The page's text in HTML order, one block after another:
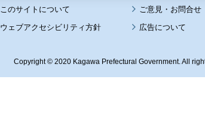
このサイトについて
ウェブアクセシビリティ方針 広告について
Copyright © 2020 Kagawa Prefectural Government. All